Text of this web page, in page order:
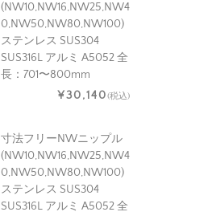
(NW10,NW16,NW25,NW4
0,NW50,NW80,NW100)
ステンレス SUS304
SUS316L アルミ A5052 全
長：701〜800mm
¥30,140(税込)
寸法フリーNWニップル
(NW10,NW16,NW25,NW4
0,NW50,NW80,NW100)
ステンレス SUS304
SUS316L アルミ A5052 全